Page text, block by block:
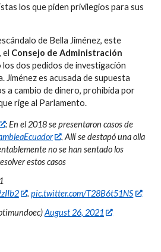
los que piden privilegios para sus
de Bella Jiménez, este
el Consejo de Administración
los dos pedidos de investigación
Jiménez es acusada de supuesta
a cambio de dinero, prohibida por
rige al Parlamento.
: En el 2018 se presentaron casos de
. Allí se destapó una olla
no se han sentado los
estos casos
.pic.twitter.com/T28B6t51NS
August 26, 2021